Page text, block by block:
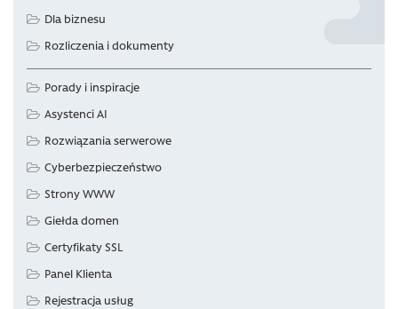
Dla biznesu
Rozliczenia i dokumenty
Porady i inspiracje
Asystenci AI
Rozwiązania serwerowe
Cyberbezpieczeństwo
Strony WWW
Giełda domen
Certyfikaty SSL
Panel Klienta
Rejestracja usług